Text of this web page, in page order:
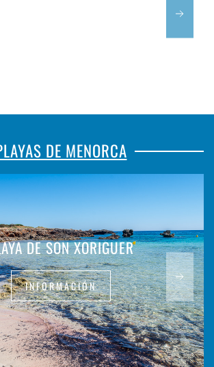
DE MENORCA
DE SON XORIGUER
INFORMACIÓN